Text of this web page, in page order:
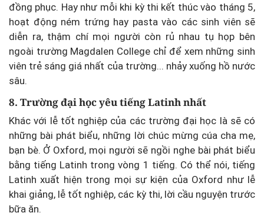
đồng phục. Hay như mỗi khi kỳ thi kết thúc vào tháng 5,
hoạt động ném trứng hay pasta vào các sinh viên sẽ
diễn ra, thậm chí mọi người còn rủ nhau tụ họp bên
ngoài trường Magdalen College chỉ để xem những sinh
viên trẻ sáng giá nhất của trường... nhảy xuống hồ nước
sâu.
8. Trường đại học yêu tiếng Latinh nhất
Khác với lễ tốt nghiệp của các trường đại học là sẽ có
những bài phát biểu, những lời chúc mừng cúa cha mẹ,
bạn bè. Ở Oxford, mọi người sẽ ngồi nghe bài phát biểu
bằng tiếng Latinh trong vòng 1 tiếng. Có thể nói, tiếng
Latinh xuất hiện trong mọi sự kiện của Oxford như lễ
khai giảng, lễ tốt nghiệp, các kỳ thi, lời cầu nguyện trước
bữa ăn.